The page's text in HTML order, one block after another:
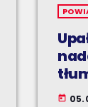
today